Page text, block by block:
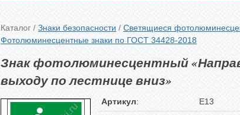
Каталог / Знаки безопасности / Светящиеся
Фотолюминесцентные знаки по ГОСТ 34428-2018
Знак фотолюминесцентный
выходу по лестнице вниз»
Артикул:
E13